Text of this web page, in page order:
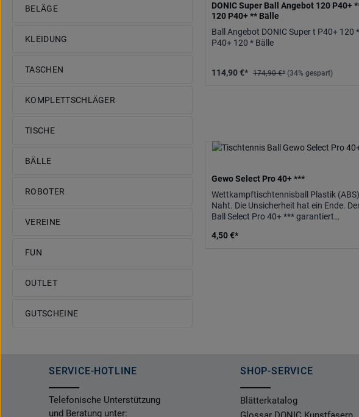
BELÄGE
KLEIDUNG
TASCHEN
KOMPLETTSCHLÄGER
TISCHE
BÄLLE
ROBOTER
VEREINE
FUN
OUTLET
GUTSCHEINE
DONIC Super Ball Angebot 120 P40+
120 P40+ ** Bälle
Ball Angebot DONIC Super t P40+ 120
P40+ 120 * Bälle
114,90 €* 174,90 €* (34% gespart)
Gewo Select Pro 40+ ***
Wettkampftischtennisball Plastik
Naht. Die Unsicherheit hat ein Ende.
Ball Select Pro 40+ *** garantiert
4,50 €*
SERVICE-HOTLINE
Telefonische Unterstützung
und Beratung unter:
SHOP-SERVICE
Blätterkatalog